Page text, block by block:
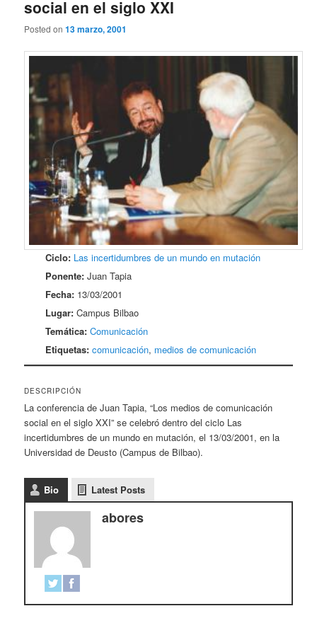
social en el siglo XXI
Posted on13 marzo, 2001
Ciclo: Las incertidumbres de un mundo en mutación
Ponente: Juan Tapia
Fecha: 13/03/2001
Lugar: Campus Bilbao
Temática: Comunicación
Etiquetas: comunicación, medios de comunicación
DESCRIPCIÓN
La conferencia de Juan Tapia, “Los medios de comunicación
social en el siglo XXI” se celebró dentro del ciclo Las
incertidumbres de un mundo en mutación, el 13/03/2001, en la
Universidad de Deusto (Campus de Bilbao).
Bio Latest Posts
abores